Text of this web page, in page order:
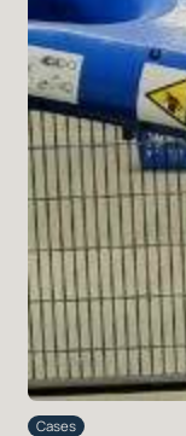
Cases